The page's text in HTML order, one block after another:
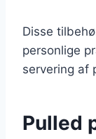
Disse
personlige
servering af
Pulled